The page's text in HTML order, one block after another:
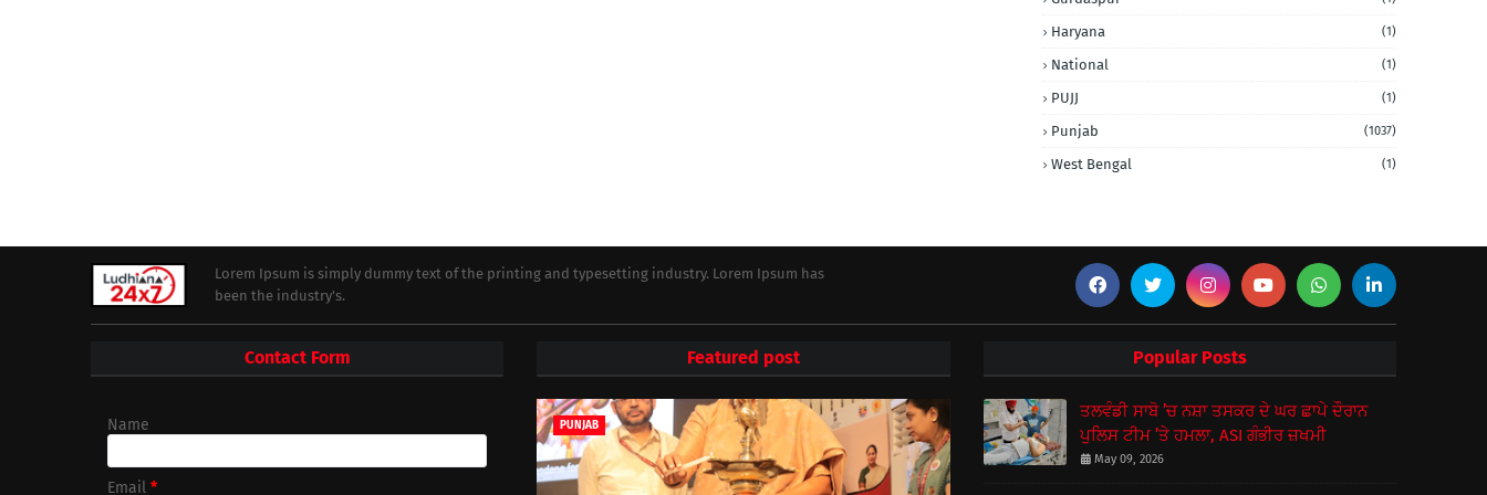
Haryana (1)
National (1)
PUJJ (1)
Punjab (1037)
West Bengal (1)
Lorem Ipsum is simply dummy text of the printing and typesetting industry. Lorem Ipsum has
been the industry's.
Contact Form
Name
Email *
Featured post
PUNJAB
Popular Posts
ਤਲਵੰਡੀ ਸਾਬੋ ’ਚ ਨਸ਼ਾ ਤਸਕਰ ਦੇ ਘਰ ਛਾਪੇ ਦੌਰਾਨ
ਪੁਲਿਸ ਟੀਮ ’ਤੇ ਹਮਲਾ, ASI ਗੰਭੀਰ ਜ਼ਖਮੀ
May 09, 2026